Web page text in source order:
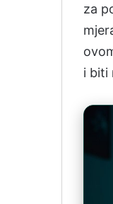
za
i biti